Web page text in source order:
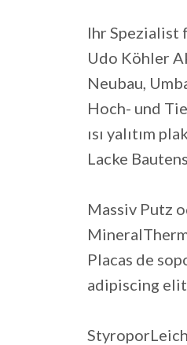
Ihr Spezialist
Udo Köhler
Neubau,
Hoch- und
ısı yalıtım
Lacke
Massiv Putz
Placas de
adipiscing